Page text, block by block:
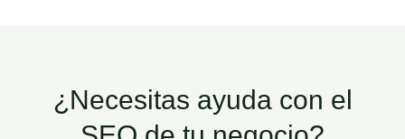
¿Necesitas ayuda con el